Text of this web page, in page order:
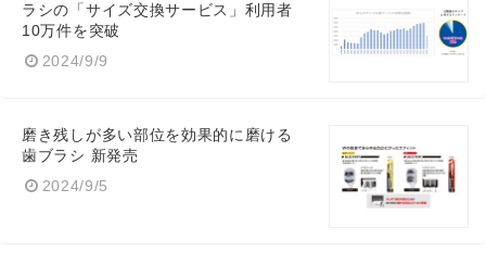
ラシの「サイズ交換サービス」利用者
10万件を突破
2024/9/9
磨き残しが多い部位を効果的に磨ける
歯ブラシ 新発売
2024/9/5